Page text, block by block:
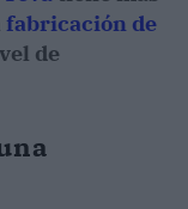
fabricación de
de